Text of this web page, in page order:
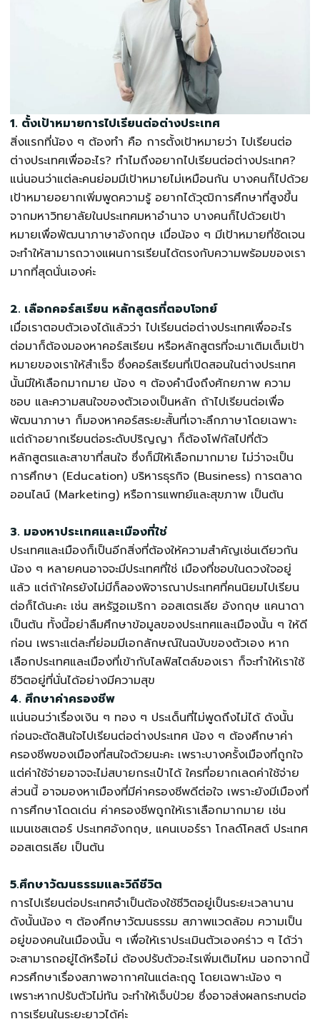
1. ตั้งเป้าหมายการไปเรียนต่อต่างประเทศ
สิ่งแรกที่น้อง ๆ ต้องทำ คือ การตั้งเป้าหมายว่า ไปเรียนต่อ
ต่างประเทศเพื่ออะไร? ทำไมถึงอยากไปเรียนต่อต่างประเทศ?
แน่นอนว่าแต่ละคนย่อมมีเป้าหมายไม่เหมือนกัน บางคนก็ไปด้วย
เป้าหมายอยากเพิ่มพูดความรู้ อยากได้วุฒิการศึกษาที่สูงขึ้น
จากมหาวิทยาลัยในประเทศมหาอำนาจ บางคนก็ไปด้วยเป้า
หมายเพื่อพัฒนาภาษาอังกฤษ เมื่อน้อง ๆ มีเป้าหมายที่ชัดเจน
จะทำให้สามารถวางแผนการเรียนได้ตรงกับความพร้อมของเรา
มากที่สุดนั่นเองค่ะ
2. เลือกคอร์สเรียน หลักสูตรที่ตอบโจทย์
เมื่อเราตอบตัวเองได้แล้วว่า ไปเรียนต่อต่างประเทศเพื่ออะไร
ต่อมาก็ต้องมองหาคอร์สเรียน หรือหลักสูตรที่จะมาเติมเต็มเป้า
หมายของเราให้สำเร็จ ซึ่งคอร์สเรียนที่เปิดสอนในต่างประเทศ
นั้นมีให้เลือกมากมาย น้อง ๆ ต้องคำนึงถึงศักยภาพ ความ
ชอบ และความสนใจของตัวเองเป็นหลัก ถ้าไปเรียนต่อเพื่อ
พัฒนาภาษา ก็มองหาคอร์สระยะสั้นที่เจาะลึกภาษาโดยเฉพาะ
แต่ถ้าอยากเรียนต่อระดับปริญญา ก็ต้องโฟกัสไปที่ตัว
หลักสูตรและสาขาที่สนใจ ซึ่งก็มีให้เลือกมากมาย ไม่ว่าจะเป็น
การศึกษา (Education) บริหารธุรกิจ (Business) การตลาด
ออนไลน์ (Marketing) หรือการแพทย์และสุขภาพ เป็นต้น
3. มองหาประเทศและเมืองที่ใช่
ประเทศและเมืองก็เป็นอีกสิ่งที่ต้องให้ความสำคัญเช่นเดียวกัน
น้อง ๆ หลายคนอาจจะมีประเทศที่ใช่ เมืองที่ชอบในดวงใจอยู่
แล้ว แต่ถ้าใครยังไม่มีก็ลองพิจารณาประเทศที่คนนิยมไปเรียน
ต่อก็ได้นะคะ เช่น สหรัฐอเมริกา ออสเตรเลีย อังกฤษ แคนาดา
เป็นต้น ทั้งนี้อย่าลืมศึกษาข้อมูลของประเทศและเมืองนั้น ๆ ให้ดี
ก่อน เพราะแต่ละที่ย่อมมีเอกลักษณ์ในฉบับของตัวเอง หาก
เลือกประเทศและเมืองที่เข้ากับไลฟ์สไตล์ของเรา ก็จะทำให้เราใช้
ชีวิตอยู่ที่นั่นได้อย่างมีความสุข
4. ศึกษาค่าครองชีพ
แน่นอนว่าเรื่องเงิน ๆ ทอง ๆ ประเด็นที่ไม่พูดถึงไม่ได้ ดังนั้น
ก่อนจะตัดสินใจไปเรียนต่อต่างประเทศ น้อง ๆ ต้องศึกษาค่า
ครองชีพของเมืองที่สนใจด้วยนะคะ เพราะบางครั้งเมืองที่ถูกใจ
แต่ค่าใช้จ่ายอาจจะไม่สบายกระเป๋าได้ ใครที่อยากเลดค่าใช้จ่าย
ส่วนนี้ อาจมองหาเมืองที่มีค่าครองชีพดีต่อใจ เพราะยังมีเมืองที่
การศึกษาโดดเด่น ค่าครองชีพถูกให้เราเลือกมากมาย เช่น
แมนเชสเตอร์ ประเทศอังกฤษ, แคนเบอร์รา โกลด์โคสต์ ประเทศ
ออสเตรเลีย เป็นต้น
5.ศึกษาวัฒนธรรมและวิถีชีวิต
การไปเรียนต่อประเทศจำเป็นต้องใช้ชีวิตอยู่เป็นระยะเวลานาน
ดังนั้นน้อง ๆ ต้องศึกษาวัฒนธรรม สภาพแวดล้อม ความเป็น
อยู่ของคนในเมืองนั้น ๆ เพื่อให้เราประเมินตัวเองคร่าว ๆ ได้ว่า
จะสามารถอยู่ได้หรือไม่ ต้องปรับตัวอะไรเพิ่มเติมไหม นอกจากนี้
ควรศึกษาเรื่องสภาพอากาศในแต่ละฤดู โดยเฉพาะน้อง ๆ
เพราะหากปรับตัวไม่ทัน จะทำให้เจ็บป่วย ซึ่งอาจส่งผลกระทบต่อ
การเรียนในระยะยาวได้ค่ะ